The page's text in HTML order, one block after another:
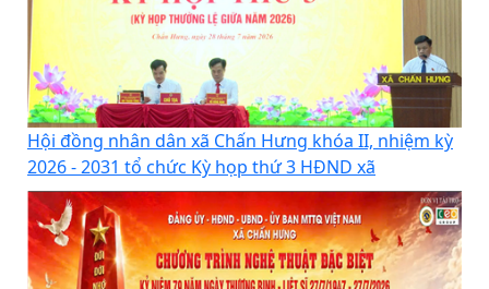
Hội đồng nhân dân xã Chấn Hưng khóa II, nhiệm kỳ
2026 - 2031 tổ chức Kỳ họp thứ 3 HĐND xã